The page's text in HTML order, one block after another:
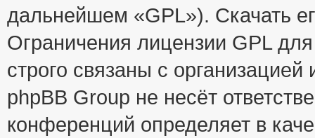
дальнейшем «GPL»). Скачать
Ограничения лицензии GPL
строго связаны с
phpBB Group не несёт
конференций определяет в